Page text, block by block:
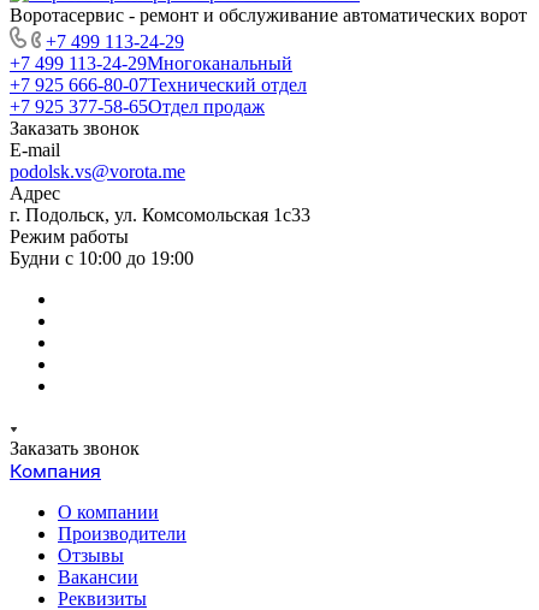
Воротасервис - ремонт и обслуживание автоматических ворот
+7 499 113-24-29
+7 499 113-24-29Многоканальный
+7 925 666-80-07Технический отдел
+7 925 377-58-65Отдел продаж
Заказать звонок
E-mail
podolsk.vs@vorota.me
Адрес
г. Подольск, ул. Комсомольская 1с33
Режим работы
Будни с 10:00 до 19:00
Заказать звонок
Компания
О компании
Производители
Отзывы
Вакансии
Реквизиты